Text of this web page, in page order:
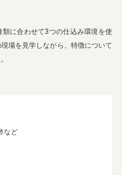
に合わせて3つの仕込み環境を使
場を見学しながら、特徴について
など